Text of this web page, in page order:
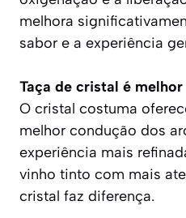
melhora
sabor e a experiência
Taça de cristal é
O cristal costuma
melhor condução dos
experiência mais
vinho tinto com mais
cristal faz diferença.